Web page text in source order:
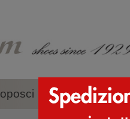
Accessori